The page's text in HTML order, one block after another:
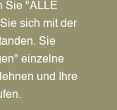
Sie "ALLE
sich mit der
Sie
einzelne
und Ihre